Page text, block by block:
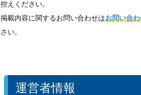
控えください。
掲載内容に関するお問い合わせはお問い合
さい。
運営者情報